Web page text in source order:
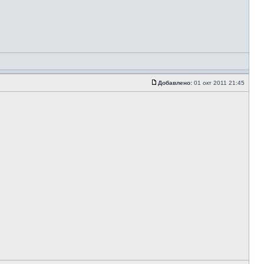
Добавлено: 01 окт 2011 21:45